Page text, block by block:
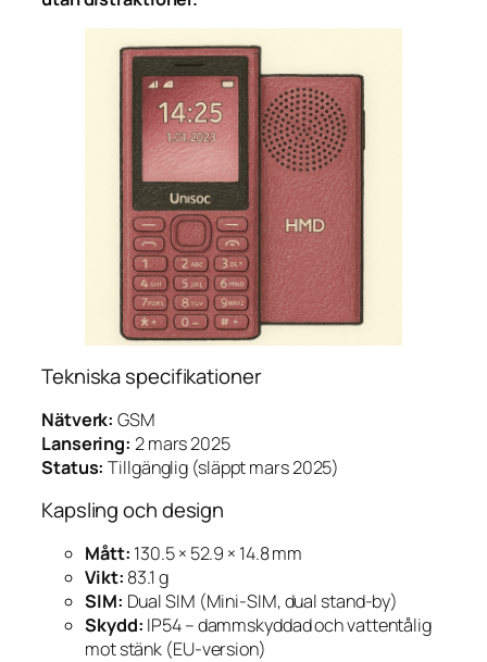
Tekniska specifikationer
Nätverk: GSM
Lansering: 2 mars 2025
Status: Tillgänglig (släppt mars 2025)
Kapsling och design
Mått: 130.5 × 52.9 × 14.8 mm
Vikt: 83.1 g
SIM: Dual SIM (Mini-SIM, dual stand-by)
Skydd: IP54 – dammskyddad och vattentålig
mot stänk (EU-version)